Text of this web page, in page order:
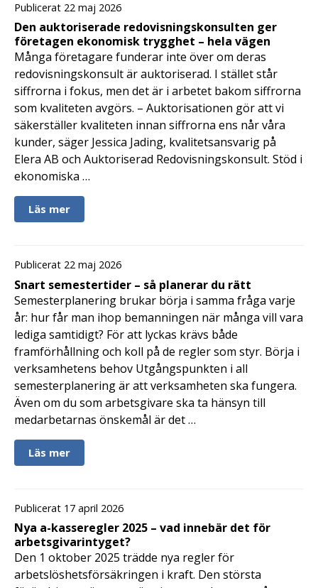
Publicerat 22 maj 2026
Den auktoriserade redovisningskonsulten ger
företagen ekonomisk trygghet – hela vägen
Många företagare funderar inte över om deras
redovisningskonsult är auktoriserad. I stället står
siffrorna i fokus, men det är i arbetet bakom siffrorna
som kvaliteten avgörs. – Auktorisationen gör att vi
säkerställer kvaliteten innan siffrorna ens når våra
kunder, säger Jessica Jading, kvalitetsansvarig på
Elera AB och Auktoriserad Redovisningskonsult. Stöd i
ekonomiska …
Läs mer
Publicerat 22 maj 2026
Snart semestertider – så planerar du rätt
Semesterplanering brukar börja i samma fråga varje
år: hur får man ihop bemanningen när många vill vara
lediga samtidigt? För att lyckas krävs både
framförhållning och koll på de regler som styr. Börja i
verksamhetens behov Utgångspunkten i all
semesterplanering är att verksamheten ska fungera.
Även om du som arbetsgivare ska ta hänsyn till
medarbetarnas önskemål är det …
Läs mer
Publicerat 17 april 2026
Nya a-kasseregler 2025 – vad innebär det för
arbetsgivarintyget?
Den 1 oktober 2025 trädde nya regler för
arbetslöshetsförsäkringen i kraft. Den största